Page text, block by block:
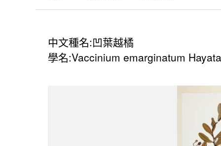
中文種名:凹葉越橘
學名:Vaccinium emarginatum Hayata